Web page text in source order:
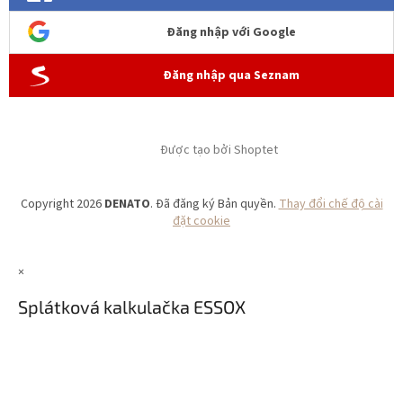
Đăng nhập với Google
Đăng nhập qua Seznam
Được tạo bởi Shoptet
Copyright 2026 DENATO. Đã đăng ký Bản quyền.Thay đổi chế độ cài
đặt cookie
×
Splátková kalkulačka ESSOX